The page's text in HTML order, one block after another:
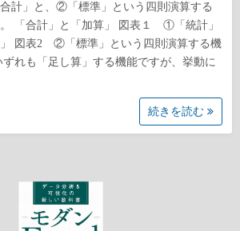
計」と、②「標準」という四則演算する
「合計」と「加算」 図表１ ①「統計」
」 図表2 ②「標準」という四則演算する機
れも「足し算」する機能ですが、挙動に
続きを読む